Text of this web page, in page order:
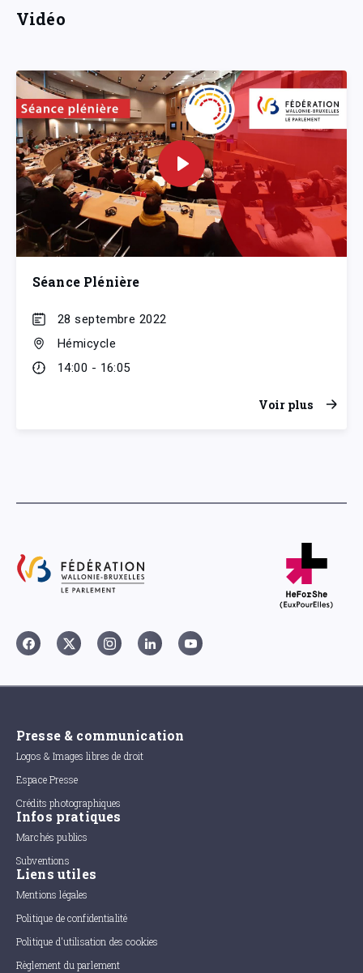
Vidéo
Séance Plénière
28 septembre 2022
Hémicycle
14:00 - 16:05
Voir plus
Presse & communication
Logos & Images libres de droit
Espace Presse
Crédits photographiques
Infos pratiques
Marchés publics
Subventions
Liens utiles
Mentions légales
Politique de confidentialité
Politique d'utilisation des cookies
Règlement du parlement